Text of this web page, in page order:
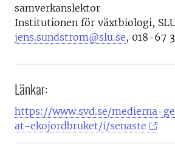
samverkanslektor
Institutionen för växtbiologi,
jens.sundstrom@slu.se, 018-67
Länkar:
https://www.svd.se/medierna-
at-ekojordbruket/i/senaste